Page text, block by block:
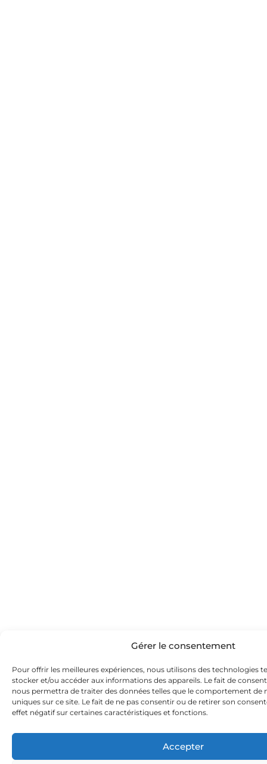
Gérer le consentement
Pour offrir les meilleures expériences, nous utilisons des technologies
stocker et/ou accéder aux informations des appareils. Le fait de
nous permettra de traiter des données telles que le comportement de
uniques sur ce site. Le fait de ne pas consentir ou de retirer son
effet négatif sur certaines caractéristiques et fonctions.
Accepter